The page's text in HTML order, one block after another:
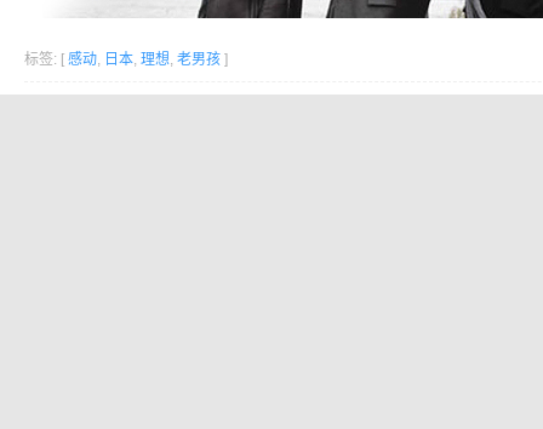
标签: [ 感动, 日本, 理想, 老男孩 ]